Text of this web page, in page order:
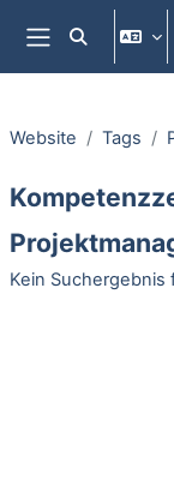
Zum Hauptinhalt
Website-
Website Tags
Kein